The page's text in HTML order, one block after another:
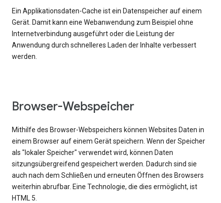
Ein Applikationsdaten-Cache ist ein Datenspeicher auf einem
Gerät. Damit kann eine Webanwendung zum Beispiel ohne
Internetverbindung ausgeführt oder die Leistung der
Anwendung durch schnelleres Laden der Inhalte verbessert
werden.
Browser-Webspeicher
Mithilfe des Browser-Webspeichers können Websites Daten in
einem Browser auf einem Gerät speichern. Wenn der Speicher
als "lokaler Speicher" verwendet wird, können Daten
sitzungsübergreifend gespeichert werden. Dadurch sind sie
auch nach dem Schließen und erneuten Öffnen des Browsers
weiterhin abrufbar. Eine Technologie, die dies ermöglicht, ist
HTML 5.